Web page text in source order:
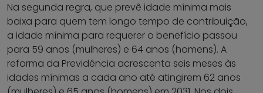
Na segunda regra, que prevê idade mínima mais
baixa para quem tem longo tempo de contribuição,
a idade mínima para requerer o benefício passou
para 59 anos (mulheres) e 64 anos (homens). A
reforma da Previdência acrescenta seis meses às
idades mínimas a cada ano até atingirem 62 anos